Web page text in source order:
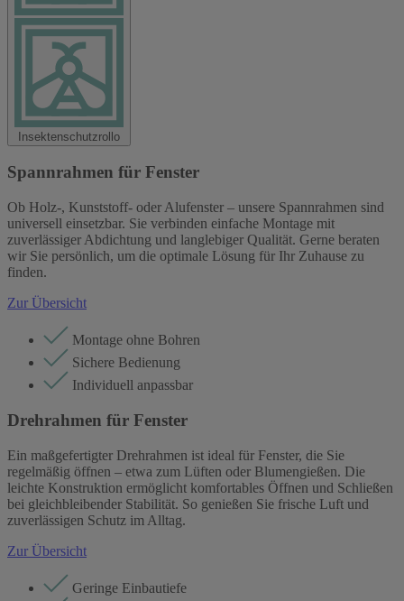
Insektenschutzrollo
Spannrahmen für Fenster
Ob Holz-, Kunststoff- oder Alufenster – unsere Spannrahmen sind
universell einsetzbar. Sie verbinden einfache Montage mit
zuverlässiger Abdichtung und langlebiger Qualität. Gerne beraten
wir Sie persönlich, um die optimale Lösung für Ihr Zuhause zu
finden.
Zur Übersicht
Montage ohne Bohren
Sichere Bedienung
Individuell anpassbar
Drehrahmen für Fenster
Ein maßgefertigter Drehrahmen ist ideal für Fenster, die Sie
regelmäßig öffnen – etwa zum Lüften oder Blumengießen. Die
leichte Konstruktion ermöglicht komfortables Öffnen und Schließen
bei gleichbleibender Stabilität. So genießen Sie frische Luft und
zuverlässigen Schutz im Alltag.
Zur Übersicht
Geringe Einbautiefe